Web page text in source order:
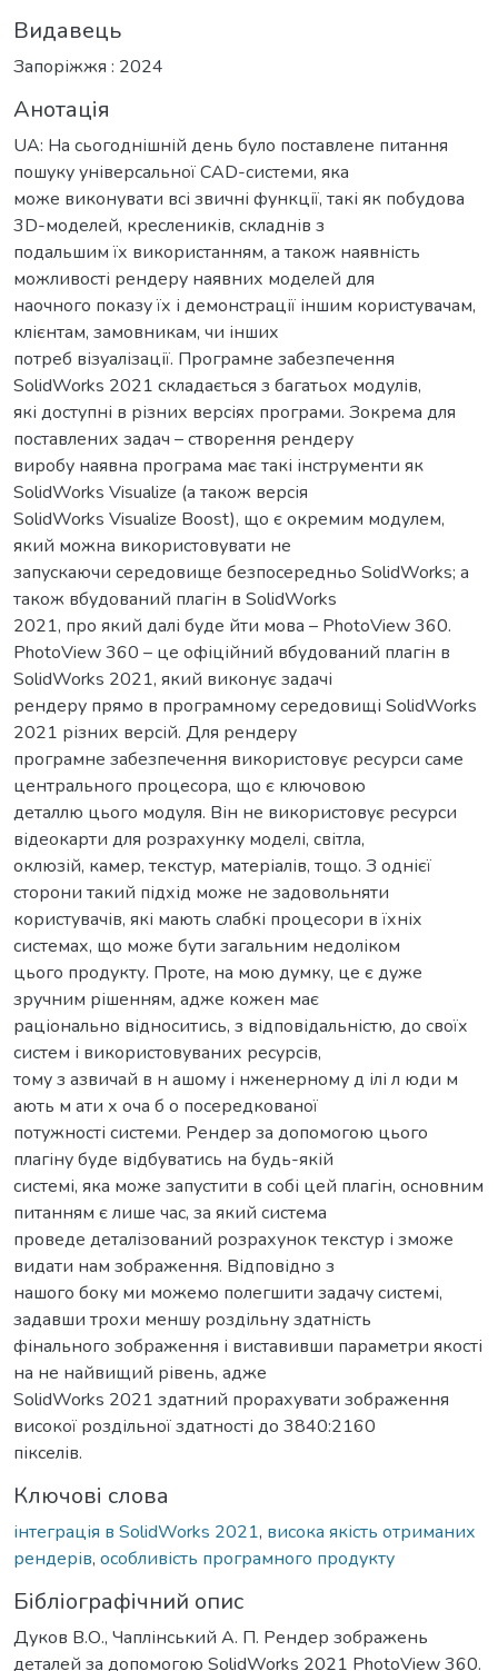
Видавець
Запоріжжя : 2024
Анотація
UA: На сьогоднішній день було поставлене питання
пошуку універсальної CAD-системи, яка
може виконувати всі звичні функції, такі як побудова
3D-моделей, креслеників, складнів з
подальшим їх використанням, а також наявність
можливості рендеру наявних моделей для
наочного показу їх і демонстрації іншим користувачам,
клієнтам, замовникам, чи інших
потреб візуалізації. Програмне забезпечення
SolidWorks 2021 складається з багатьох модулів,
які доступні в різних версіях програми. Зокрема для
поставлених задач – створення рендеру
виробу наявна програма має такі інструменти як
SolidWorks Visualize (а також версія
SolidWorks Visualize Boost), що є окремим модулем,
який можна використовувати не
запускаючи середовище безпосередньо SolidWorks; а
також вбудований плагін в SolidWorks
2021, про який далі буде йти мова – PhotoView 360.
PhotoView 360 – це офіційний вбудований плагін в
SolidWorks 2021, який виконує задачі
рендеру прямо в програмному середовищі SolidWorks
2021 різних версій. Для рендеру
програмне забезпечення використовує ресурси саме
центрального процесора, що є ключовою
деталлю цього модуля. Він не використовує ресурси
відеокарти для розрахунку моделі, світла,
оклюзій, камер, текстур, матеріалів, тощо. З однієї
сторони такий підхід може не задовольняти
користувачів, які мають слабкі процесори в їхніх
системах, що може бути загальним недоліком
цього продукту. Проте, на мою думку, це є дуже
зручним рішенням, адже кожен має
раціонально відноситись, з відповідальністю, до своїх
систем і використовуваних ресурсів,
тому з азвичай в н ашому і нженерному д ілі л юди м
ають м ати х оча б о посередкованої
потужності системи. Рендер за допомогою цього
плагіну буде відбуватись на будь-якій
системі, яка може запустити в собі цей плагін, основним
питанням є лише час, за який система
проведе деталізований розрахунок текстур і зможе
видати нам зображення. Відповідно з
нашого боку ми можемо полегшити задачу системі,
задавши трохи меншу роздільну здатність
фінального зображення і виставивши параметри якості
на не найвищий рівень, адже
SolidWorks 2021 здатний прорахувати зображення
високої роздільної здатності до 3840:2160
пікселів.
Ключові слова
інтеграція в SolidWorks 2021, висока якість отриманих
рендерів, особливість програмного продукту
Бібліографічний опис
Дуков В.О., Чаплінський А. П. Рендер зображень
деталей за допомогою SolidWorks 2021 PhotoView 360.